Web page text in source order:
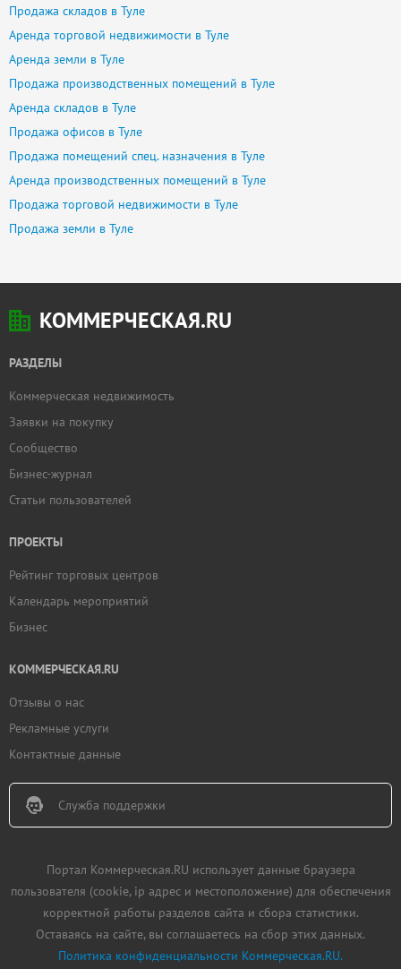
Добавить
Продажа складов в Туле
Аренда торговой недвижимости в Туле
Аренда земли в Туле
Продажа производственных помещений в Туле
Аренда складов в Туле
Продажа офисов в Туле
Продажа помещений спец. назначения в Туле
Аренда производственных помещений в Туле
Продажа торговой недвижимости в Туле
Продажа земли в Туле
КОММЕРЧЕСКАЯ.RU
РАЗДЕЛЫ
Коммерческая недвижимость
Заявки на покупку
Сообщество
Бизнес-журнал
Статьи пользователей
ПРОЕКТЫ
Рейтинг торговых центров
Календарь мероприятий
Бизнес
КОММЕРЧЕСКАЯ.RU
Отзывы о нас
Рекламные услуги
Контактные данные
Служба поддержки
Портал Коммерческая.RU использует данные браузера
пользователя (cookie, ip адрес и местоположение) для обеспечения
корректной работы разделов сайта и сбора статистики.
Оставаясь на сайте, вы соглашаетесь на сбор этих данных.
Политика конфиденциальности Коммерческая.RU.